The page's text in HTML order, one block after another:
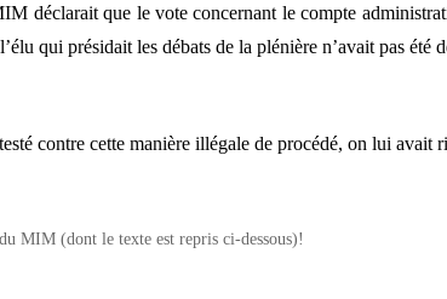
déclarait que le vote concernant le compte
qui présidait les débats de la plénière n’avait pas été
contre cette manière illégale de procédé, on lui avait
MIM (dont le texte est repris ci-dessous)!